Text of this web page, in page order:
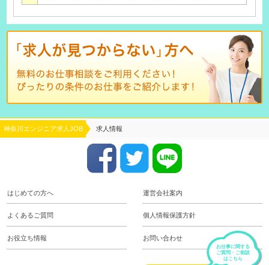
神奈川エンジニア求人JOB 求人情報
はじめての方へ 運営会社案内
よくあるご質問 個人情報保護方針
お役立ち情報 お問い合わせ
お仕事に関する
ご質問・ご相談
はこちら